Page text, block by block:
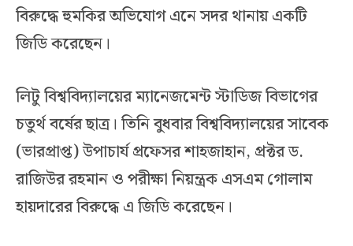
বিরুদ্ধে হুমকির অভিযোগ এনে সদর থানায় একটি
জিডি করেছেন।
লিটু বিশ্ববিদ্যালয়ের ম্যানেজমেন্ট স্টাডিজ বিভাগের
চতুর্থ বর্ষের ছাত্র। তিনি বুধবার বিশ্ববিদ্যালয়ের সাবেক
(ভারপ্রাপ্ত) উপাচার্য প্রফেসর শাহজাহান, প্রক্টর ড.
রাজিউর রহমান ও পরীক্ষা নিয়ন্ত্রক এসএম গোলাম
হায়দারের বিরুদ্ধে এ জিডি করেছেন।